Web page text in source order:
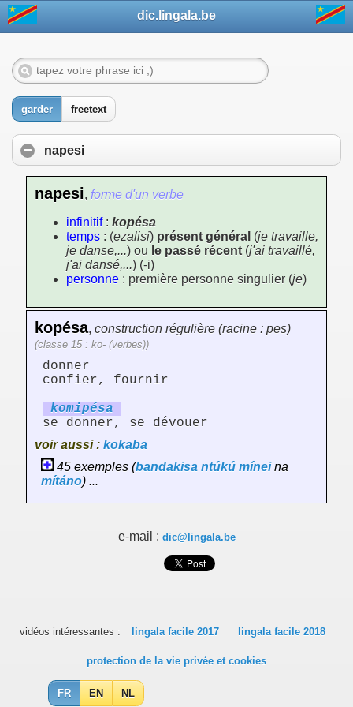
dic.lingala.be
garder freetext
napesi
napesi, forme d'un verbe
infinitif: kopésa
temps : (ezalisi) présent général (je travaille,
je danse,...) ou le passé récent (j'ai travaillé,
j'ai dansé,...) (-i)
personne : première personne singulier (je)
kopésa, construction régulière (racine : pes)
(classe 15 : ko- (verbes))
donner
confier, fournir
komipésa
se donner, se dévouer
voir aussi : kokaba
45 exemples (bandakisa ntúkú míneina
mítáno) ...
e-mail : dic@lingala.be
vidéos intéressantes : lingala facile 2017 lingala facile 2018
protection de la vie privée et cookies
FR EN NL